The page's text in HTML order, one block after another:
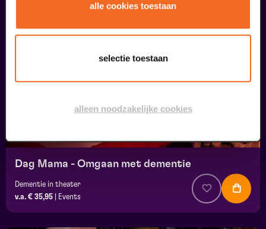
alle cookies toestaan
selectie toestaan
alleen noodzakelijke cookies
Dag Mama - Omgaan met dementie
Dementie in theater
v.a. € 35,95
Events